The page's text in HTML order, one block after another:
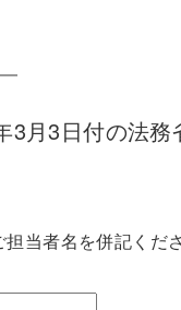
3月3日付の法務
当者名を併記くだ